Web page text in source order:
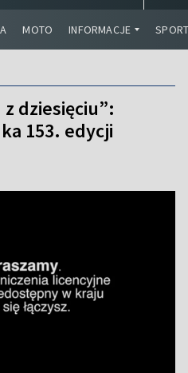
MOTO INFORMACJE
dziesięciu”:
153. edycji